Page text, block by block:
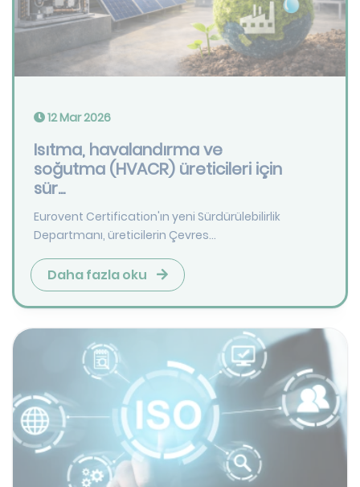
12 Mar 2026
Isıtma, havalandırma ve
soğutma (HVACR) üreticileri için
sür...
Eurovent Certification'ın yeni Sürdürülebilirlik
Departmanı, üreticilerin Çevres...
Daha fazla oku